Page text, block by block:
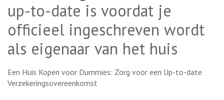
up-to-date is voordat je
officieel ingeschreven wordt
als eigenaar van het huis
Een Huis Kopen voor Dummies: Zorg voor een Up-to-date
Verzekeringsovereenkomst